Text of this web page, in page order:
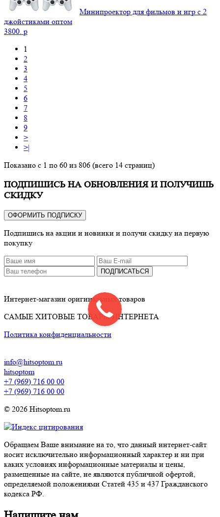
Минипроектор для фильмов и игр с 2
джойстиками оптом
3800. p
1
2
3
4
5
6
7
8
9
>
>|
Показано с 1 по 60 из 806 (всего 14 страниц)
ПОДПИШИСЬ НА ОБНОВЛЕНИЯ И ПОЛУЧИШЬ
СКИДКУ
ОФОРМИТЬ ПОДПИСКУ
Подпишись на акции и новинки и получи скидку на первую
покупку
ПОДПИСАТЬСЯ
Интернет-магазин оригинальных товаров
САМЫЕ ХИТОВЫЕ ТОВАРЫ ИНТЕРНЕТА
Политика конфиденциальности
info@hitsoptom.ru
hitsoptom
+7 (969) 716 00 00
+7 (969) 716 00 00
© 2026 Hitsoptom.ru
Обращаем Ваше внимание на то, что данный интернет-сайт
носит исключительно информационный характер и ни при
каких условиях информационные материалы и цены,
размещенные на сайте, не являются публичной офертой,
определяемой положениями Статей 435 и 437 Гражданского
кодекса РФ.